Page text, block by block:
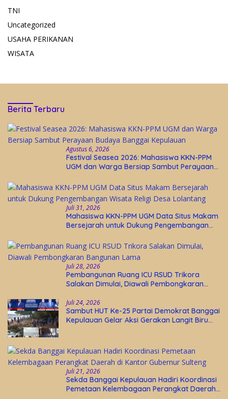
TNI
Uncategorized
USAHA PERIKANAN
WISATA
Berita Terbaru
Agustus 6, 2026
Festival Seasea 2026: Mahasiswa KKN-PPM
UGM dan Warga Bersiap Sambut Perayaan
Juli 31, 2026
Mahasiswa KKN-PPM UGM Data Situs Makam
Bersejarah untuk Dukung Pengembangan
Juli 28, 2026
Pembangunan Ruang ICU RSUD Trikora
Salakan Dimulai, Diawali Pembongkaran
Juli 24, 2026
Sambut HUT Ke-25 Partai Demokrat Banggai
Kepulauan Gelar Aksi Gerakan Langit Biru
Juli 21, 2026
Sekda Banggai Kepulauan Hadiri Koordinasi
Pemetaan Kelembagaan Perangkat Daerah